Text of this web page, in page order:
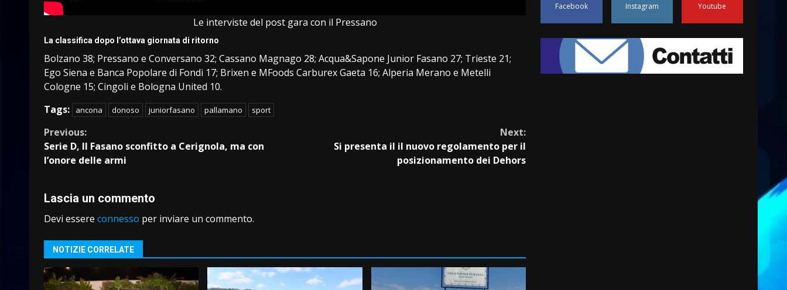
Le interviste del post gara con il Pressano
La classifica dopo l’ottava giornata di ritorno
Bolzano 38; Pressano e Conversano 32; Cassano Magnago 28; Acqua&Sapone Junior Fasano 27; Trieste 21;
Ego Siena e Banca Popolare di Fondi 17; Brixen e MFoods Carburex Gaeta 16; Alperia Merano e Metelli
Cologne 15; Cingoli e Bologna United 10.
Tags:
ancona donoso juniorfasano pallamano sport
Continue
Reading
Previous:
Serie D, Il Fasano sconfitto a Cerignola, ma con
l’onore delle armi
Next:
Si presenta il il nuovo regolamento per il
posizionamento dei Dehors
Lascia un commento
Devi essere connesso per inviare un commento.
NOTIZIE CORRELATE
Rivoluzione”: nuovo
appuntamento con “Fasano in
7 Agosto 2026 06:05
US Fasano, Scianaro:
Facebook Instagram Youtube